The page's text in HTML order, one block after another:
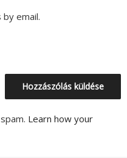
email.
Learn how your